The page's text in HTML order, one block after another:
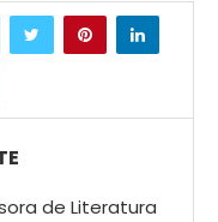
de Literatura